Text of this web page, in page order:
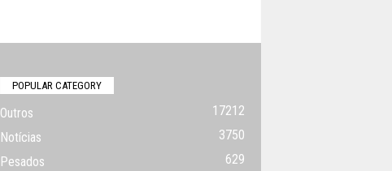
POPULAR CATEGORY
Outros
17212
Notícias
3750
Pesados
629